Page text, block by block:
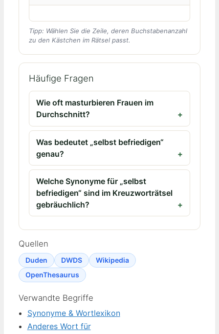
Tipp: Wählen Sie die Zeile, deren Buchstabenanzahl
zu den Kästchen im Rätsel passt.
Häufige Fragen
Wie oft masturbieren Frauen im
Durchschnitt?
Was bedeutet „selbst befriedigen“
genau?
Welche Synonyme für „selbst
befriedigen“ sind im Kreuzworträtsel
gebräuchlich?
Quellen
Duden DWDS
Wikipedia
OpenThesaurus
Verwandte Begriffe
Synonyme & Wortlexikon
Anderes Wort für